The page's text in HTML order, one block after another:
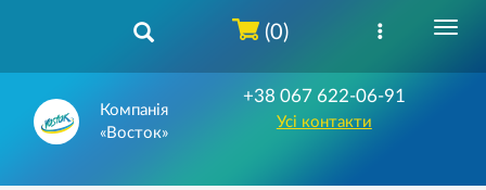
Компанія
«Восток»
+38 067 622-06-91
Усі контакти
(0)